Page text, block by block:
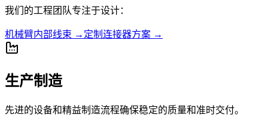
我们的工程团队专注于设计：
机械臂内部线束 → 定制连接器方案 →
生产制造
先进的设备和精益制造流程确保稳定的质量和准时交付。